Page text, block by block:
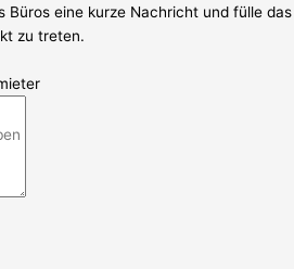
Büros eine kurze Nachricht und fülle
zu treten.